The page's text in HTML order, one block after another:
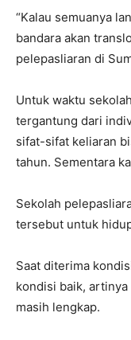
“Kalau semuanya
bandara akan
pelepasliaran di
Untuk waktu
tergantung dari
sifat-sifat keliaran
tahun. Sementara
Sekolah
tersebut untuk
Saat diterima
kondisi baik,
masih lengkap.